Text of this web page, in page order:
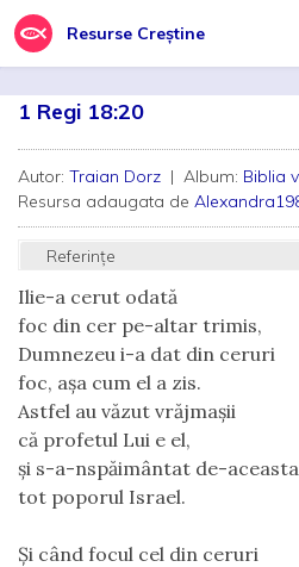
Resurse Creștine
1 Regi 18:20
Autor: Traian Dorz | Album: Biblia
Resursa adaugata de
Referințe
Ilie-a cerut odată
foc din cer pe-altar trimis,
Dumnezeu i-a dat din ceruri
foc, așa cum el a zis.
Astfel au văzut vrăjmașii
că profetul Lui e el,
și s-a-nspăimântat de-aceasta
tot poporul Israel.
Și când focul cel din ceruri